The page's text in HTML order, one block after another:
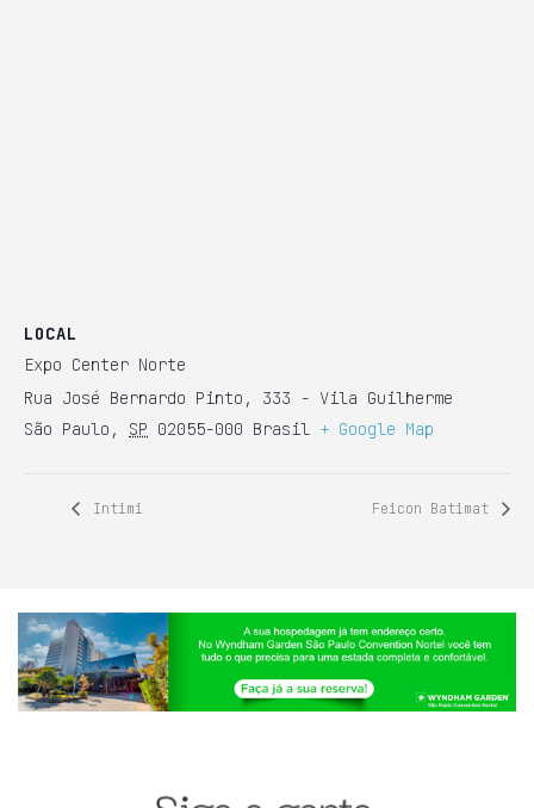
LOCAL
Expo Center Norte
Rua José Bernardo Pinto, 333 - Vila Guilherme
São Paulo , SP 02055-000 Brasil + Google Map
Intimi Feicon Batimat